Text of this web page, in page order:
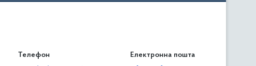
Діяльність
Телефон
Електронна пошта